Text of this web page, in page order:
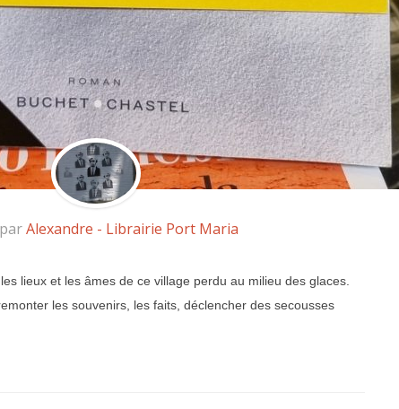
Alexandre - Librairie Port Maria
lieux et les âmes de ce village perdu au milieu des glaces.
les souvenirs, les faits, déclencher des secousses